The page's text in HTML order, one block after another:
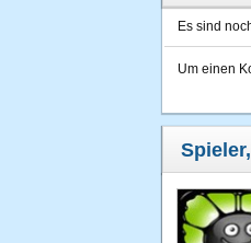
Es sind
Um einen